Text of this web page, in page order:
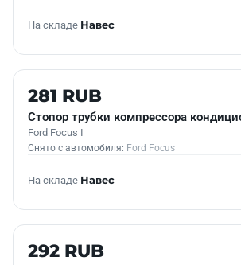
На складе Навес
Б/У В НАЛИЧИИ
281 RUB
Стопор трубки компрессора
Ford Focus I
Снято с автомобиля: Ford Focus
На складе Навес
Б/У В НАЛИЧИИ
292 RUB